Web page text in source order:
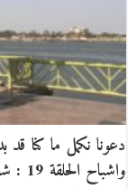
دعونا نكمل ما كنا قد